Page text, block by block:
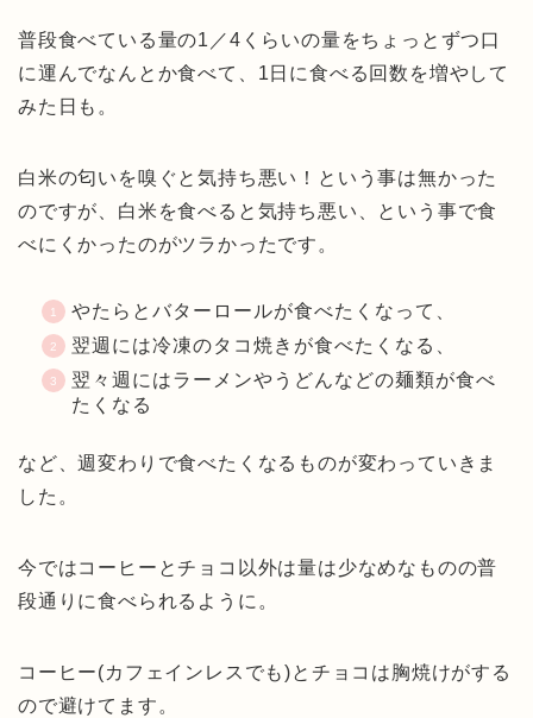
普段食べている量の1／4くらいの量をちょっとずつ口
に運んでなんとか食べて、1日に食べる回数を増やして
みた日も。
白米の匂いを嗅ぐと気持ち悪い！という事は無かった
のですが、白米を食べると気持ち悪い、という事で食
べにくかったのがツラかったです。
やたらとバターロールが食べたくなって、
翌週には冷凍のタコ焼きが食べたくなる、
翌々週にはラーメンやうどんなどの麺類が食べ
たくなる
など、週変わりで食べたくなるものが変わっていきま
した。
今ではコーヒーとチョコ以外は量は少なめなものの普
段通りに食べられるように。
コーヒー(カフェインレスでも)とチョコは胸焼けがする
ので避けてます。